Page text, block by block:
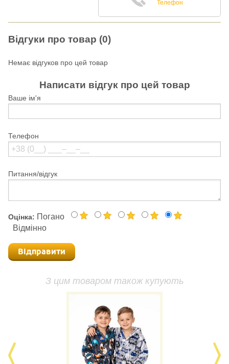
Телефон
Відгуки про товар (0)
Немає відгуков про цей товар
Написати відгук про цей товар
Ваше ім'я
Телефон
Питання/відгук
Оцінка: Погано
Відмінно
Відправити
З цим товаром також купують